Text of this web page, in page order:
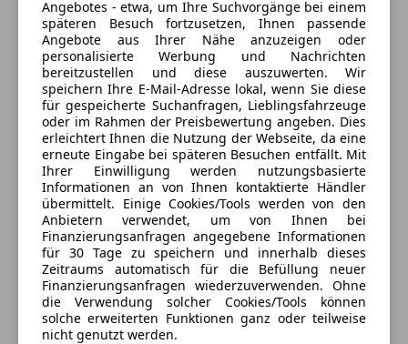
Deine Nachricht
3 ähnliche Fahrzeuge gefunden
Ich erlaube den Händlern dieser
Fahrzeuge mich zu kontaktieren.
Dein Name
Angebotes - etwa, um Ihre Suchvorgänge bei einem
späteren Besuch fortzusetzen, Ihnen passende
Angebote aus Ihrer Nähe anzuzeigen oder
personalisierte Werbung und Nachrichten
bereitzustellen und diese auszuwerten. Wir
speichern Ihre E-Mail-Adresse lokal, wenn Sie diese
für gespeicherte Suchanfragen, Lieblingsfahrzeuge
oder im Rahmen der Preisbewertung angeben. Dies
erleichtert Ihnen die Nutzung der Webseite, da eine
erneute Eingabe bei späteren Besuchen entfällt. Mit
Ihrer Einwilligung werden nutzungsbasierte
Informationen an von Ihnen kontaktierte Händler
übermittelt. Einige Cookies/Tools werden von den
Anbietern verwendet, um von Ihnen bei
Finanzierungsanfragen angegebene Informationen
für 30 Tage zu speichern und innerhalb dieses
Zeitraums automatisch für die Befüllung neuer
Finanzierungsanfragen wiederzuverwenden. Ohne
die Verwendung solcher Cookies/Tools können
solche erweiterten Funktionen ganz oder teilweise
nicht genutzt werden.